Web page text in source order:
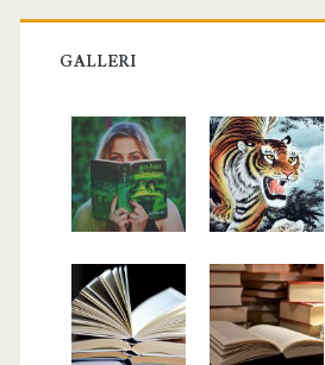
GALLERI